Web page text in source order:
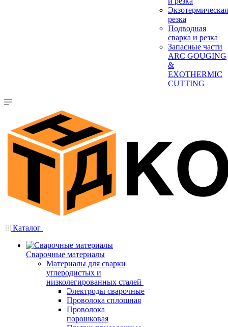
Экзотермическая
резка
Подводная
сварка и резка
Запасные части
ARC GOUGING
&
EXOTHERMIC
CUTTING
Каталог
Сварочные материалы
Материалы для сварки
углеродистых и
низколегированных сталей
Электроды сварочные
Проволока сплошная
Проволока
порошковая